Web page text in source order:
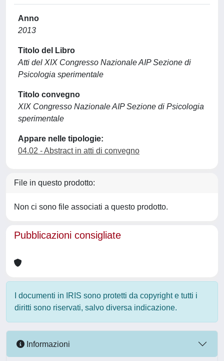
Anno
2013
Titolo del Libro
Atti del XIX Congresso Nazionale AIP Sezione di
Psicologia sperimentale
Titolo convegno
XIX Congresso Nazionale AIP Sezione di Psicologia
sperimentale
Appare nelle tipologie:
04.02 - Abstract in atti di convegno
File in questo prodotto:
Non ci sono file associati a questo prodotto.
Pubblicazioni consigliate
I documenti in IRIS sono protetti da copyright e tutti i
diritti sono riservati, salvo diversa indicazione.
Informazioni